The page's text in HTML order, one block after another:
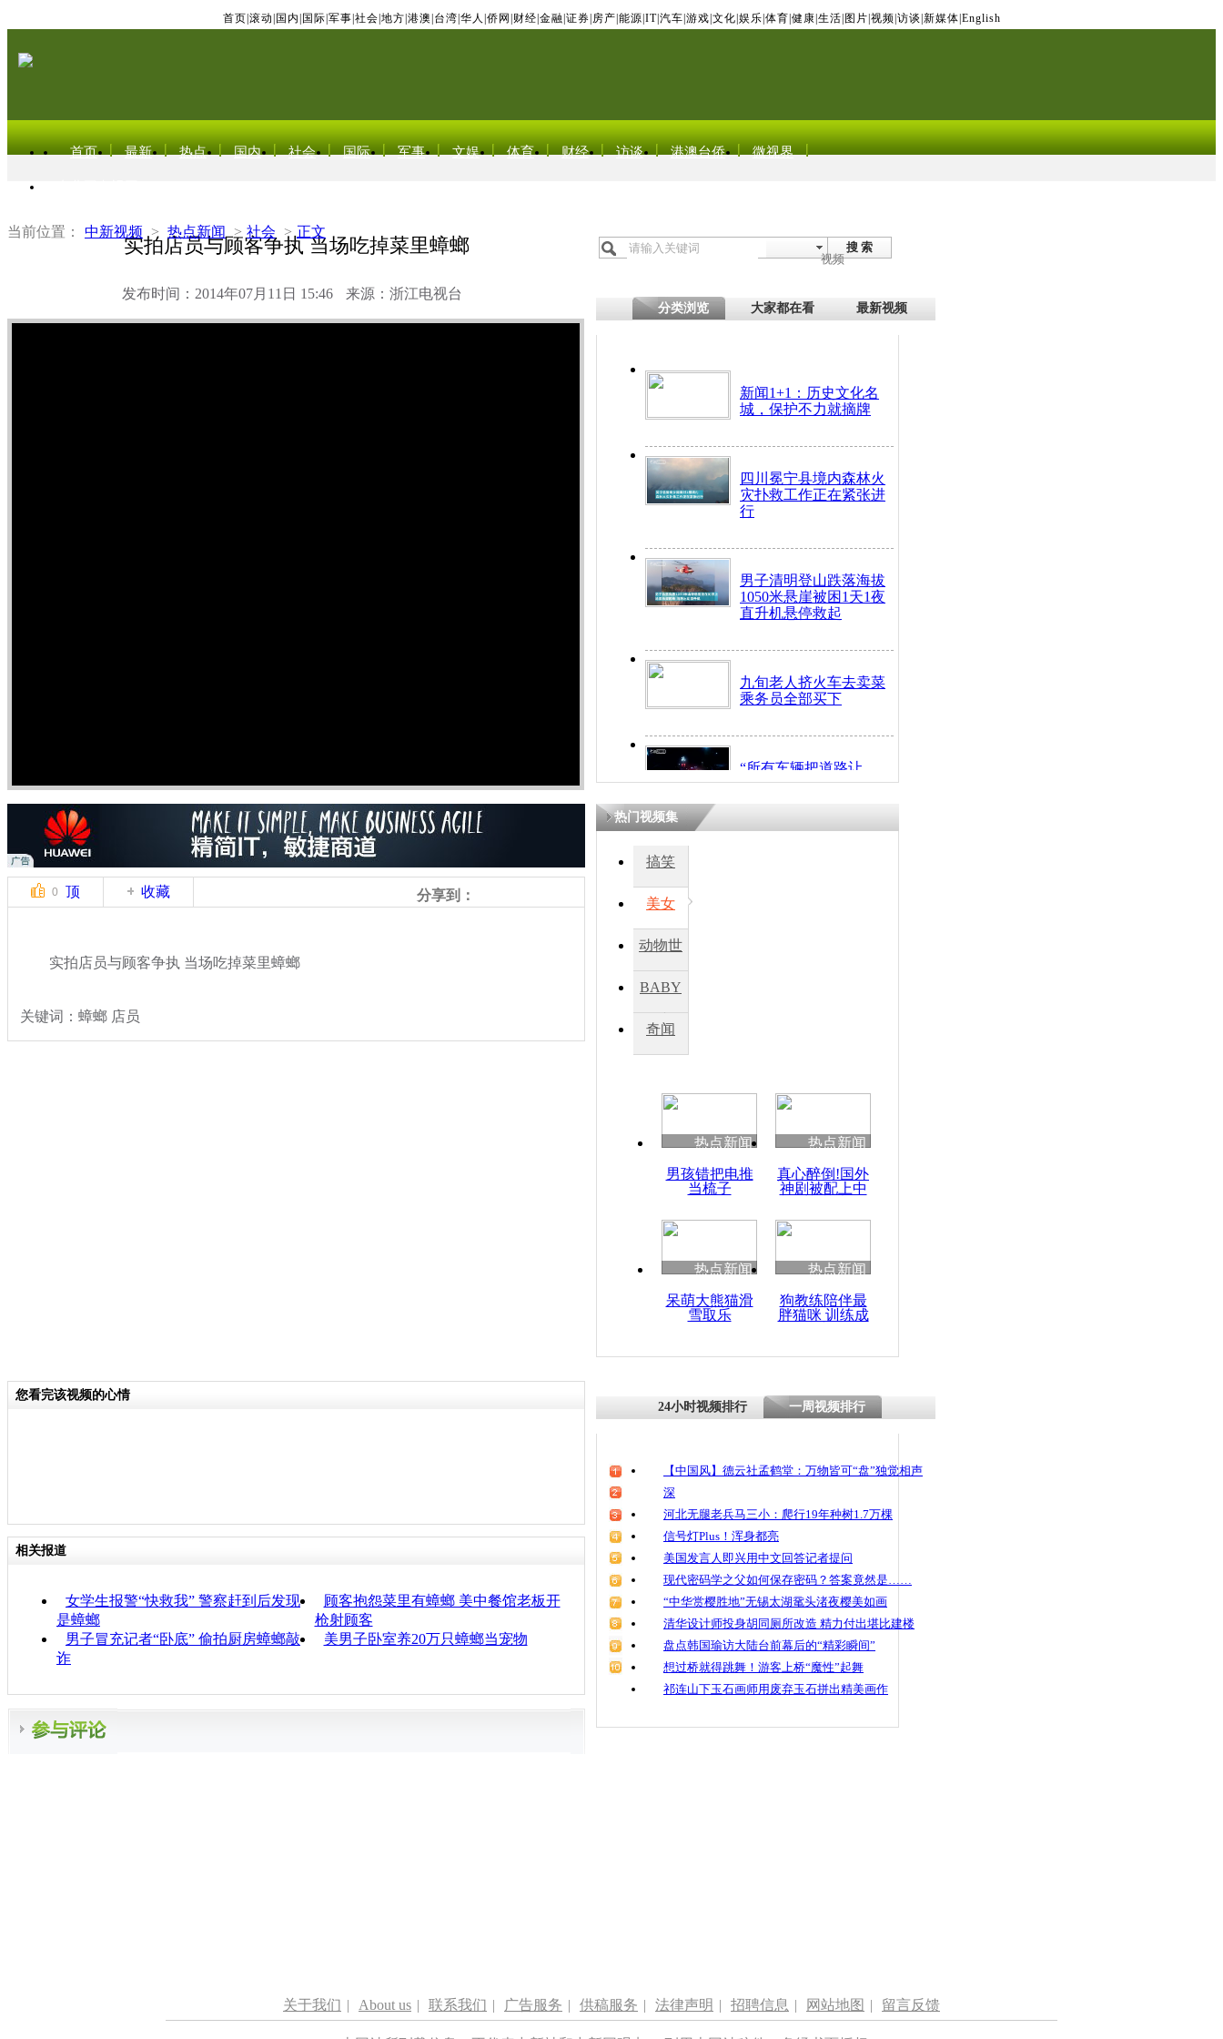
首页 滚动 国内 国际 军事 社会 地方 港澳 台湾 华人 侨网 财经 金融 证券 房产 能源 IT| 汽车 游戏 文化 娱乐 体育 健康 生活 图片 视频 访谈 新媒体 English
首页 最新 热点 国内 社会 国际 军事 文娱 体育 财经 访谈 港澳台侨 微视界
当前位置： 中新视频 > 热点新闻 > 社会 > 正文
实拍店员与顾客争执 当场吃掉菜里蟑螂
发布时间：2014年07月11日 15:46 来源：浙江电视台
搜 索
视频
分类浏览 大家都在看 最新视频
新闻1+1：历史文化名
城，保护不力就摘牌
四川冕宁县境内森林火
灾扑救工作正在紧张进
行
男子清明登山跌落海拔
1050米悬崖被困1天1夜
直升机悬停救起
九旬老人挤火车去卖菜
乘务员全部买下
“所有车辆把道路让
开！”儿童突发疾病交
因
度苗族花山节
魂
0 顶 收藏 分享到：
实拍店员与顾客争执 当场吃掉菜里蟑螂
关键词：蟑螂 店员
热门视频集
搞笑
美女
动物世
BABY
秀
奇闻
热点新闻
男孩错把电推
当梳子
热点新闻
真心醉倒!国外
神剧被配上中
热点新闻
呆萌大熊猫滑
雪取乐
热点新闻
狗教练陪伴最
胖猫咪 训练成
您看完该视频的心情
相关报道
女学生报警“快救我” 警察赶到后发现
是蟑螂
顾客抱怨菜里有蟑螂 美中餐馆老板开
枪射顾客
男子冒充记者“卧底” 偷拍厨房蟑螂敲
诈
美男子卧室养20万只蟑螂当宠物
24小时视频排行 一周视频排行
【中国风】德云社孟鹤堂：万物皆可“盘”独觉相声
深
河北无腿老兵马三小：爬行19年种树1.7万棵
信号灯Plus！浑身都亮
美国发言人即兴用中文回答记者提问
现代密码学之父如何保存密码？答案竟然是……
“中华赏樱胜地”无锡太湖鼋头渚夜樱美如画
清华设计师投身胡同厕所改造 精力付出堪比建楼
盘点韩国瑜访大陆台前幕后的“精彩瞬间”
想过桥就得跳舞！游客上桥“魔性”起舞
祁连山下玉石画师用废弃玉石拼出精美画作
关于我们 | About us | 联系我们 | 广告服务 | 供稿服务 | 法律声明 | 招聘信息 | 网站地图 | 留言反馈